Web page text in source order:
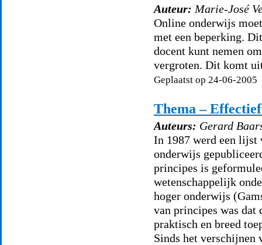
Auteur: Marie-José
Online onderwijs
met een beperking.
docent kunt nemen
vergroten. Dit komt
Geplaatst op 24-06-2005
Thema –
Auteurs: Gerard
In 1987 werd een lijst
onderwijs
principes is
wetenschappelijk
hoger onderwijs
van principes was
praktisch en breed
Sinds het verschijnen